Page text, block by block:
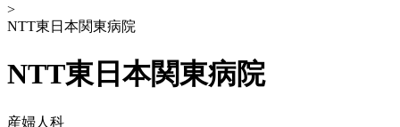
>
NTT東日本関東病院
NTT東日本関東病院
産婦人科